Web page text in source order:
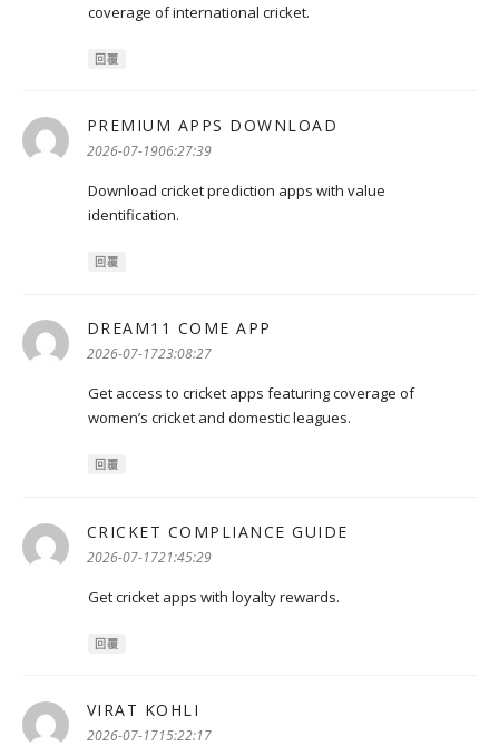
coverage of international cricket.
回覆
PREMIUM APPS DOWNLOAD
2026-07-1906:27:39
Download cricket prediction apps with value
identification.
回覆
DREAM11 COME APP
2026-07-1723:08:27
Get access to cricket apps featuring coverage of
women’s cricket and domestic leagues.
回覆
CRICKET COMPLIANCE GUIDE
2026-07-1721:45:29
Get cricket apps with loyalty rewards.
回覆
VIRAT KOHLI
示:
2026-07-1715:22:17